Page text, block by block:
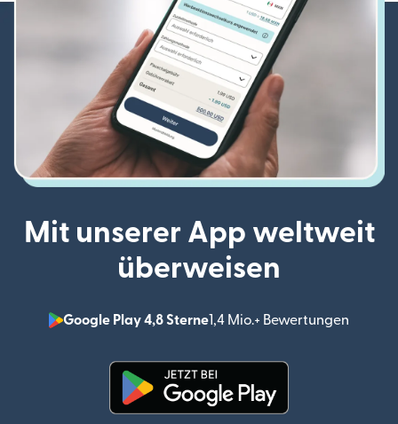
Mit unserer App weltweit
überweisen
Google Play 4,8 Sterne1,4 Mio.+ Bewertungen